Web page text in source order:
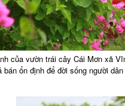
của vườn trái cây Cái Mơn xã
bán ổn định để đời sống người